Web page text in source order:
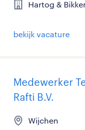
Hartog &
bekijk vacature
Medewerker
Rafti B.V.
Wijchen